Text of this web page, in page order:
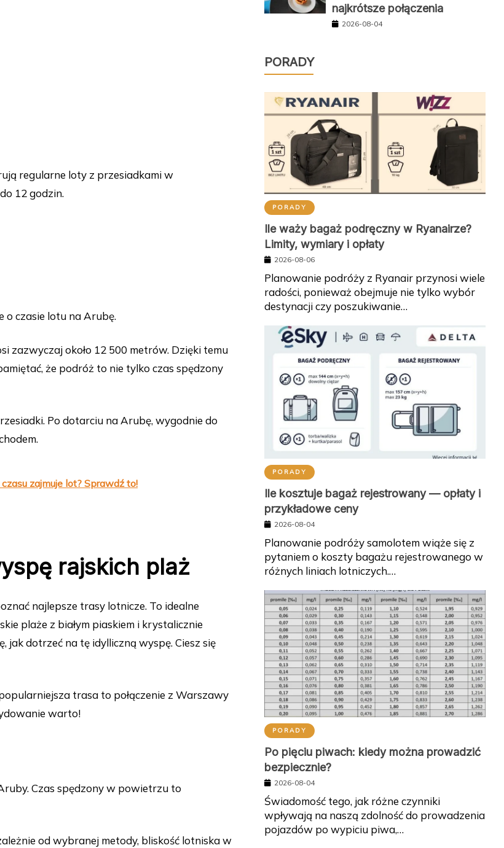
regularne loty z przesiadkami w
12 godzin.
o czasie lotu na Arubę.
zazwyczaj około 12 500 metrów. Dzięki temu
że podróż to nie tylko czas spędzony
Po dotarciu na Arubę, wygodnie do
zajmuje lot? Sprawdź to!
rajskich plaż
najlepsze trasy lotnicze. To idealne
plaże z białym piaskiem i krystalicznie
jak dotrzeć na tę idylliczną wyspę. Ciesz się
trasa to połączenie z Warszawy
warto!
Czas spędzony w powietrzu to
od wybranej metody, bliskość lotniska w
najkrótsze połączenia
2026-08-04
PORADY
PORADY
Ile waży bagaż podręczny w Ryanairze?
Limity, wymiary i opłaty
2026-08-06
Planowanie podróży z Ryanair przynosi wiele
radości, ponieważ obejmuje nie tylko wybór
destynacji czy poszukiwanie…
PORADY
Ile kosztuje bagaż rejestrowany — opłaty i
przykładowe ceny
2026-08-04
Planowanie podróży samolotem wiąże się z
pytaniem o koszty bagażu rejestrowanego w
różnych liniach lotniczych.…
PORADY
Po pięciu piwach: kiedy można prowadzić
bezpiecznie?
2026-08-04
Świadomość tego, jak różne czynniki
wpływają na naszą zdolność do prowadzenia
pojazdów po wypiciu piwa,…